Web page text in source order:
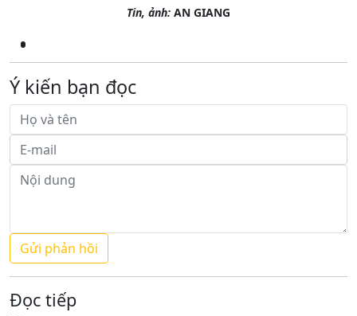
Tin, ảnh: AN GIANG
Ý kiến bạn đọc
Đọc tiếp